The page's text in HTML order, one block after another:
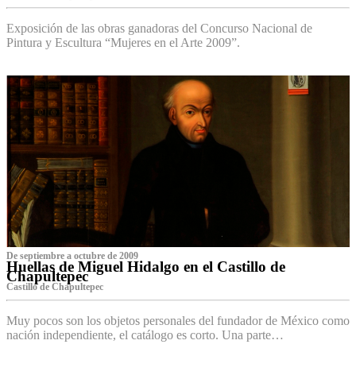
Exposición de las obras ganadoras del Concurso Nacional de
Pintura y Escultura “Mujeres en el Arte 2009”.
De septiembre a octubre de 2009
Huellas de Miguel Hidalgo en el Castillo de
Chapultepec
Castillo de Chapultepec
Muy pocos son los objetos personales del fundador de México como
nación independiente, el catálogo es corto. Una parte…